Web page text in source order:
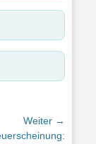
Weiter →